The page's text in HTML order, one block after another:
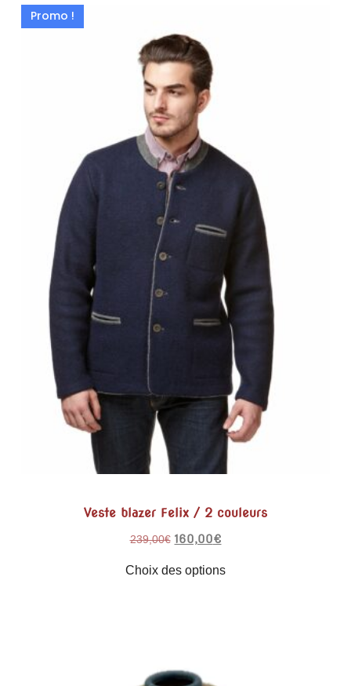
Promo !
Veste blazer Felix / 2 couleurs
239,00€ 160,00€
Choix des options